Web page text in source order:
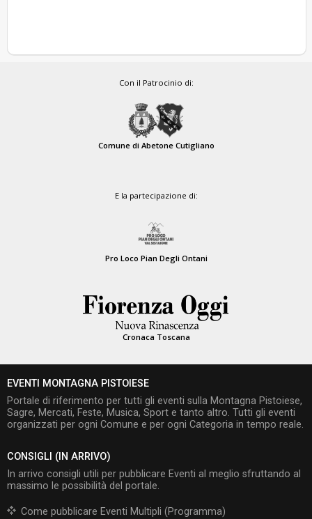
Con il Patrocinio di:
Comune di Abetone Cutigliano
E la partecipazione di:
Pro Loco Pian Degli Ontani
Cronaca Toscana
EVENTI MONTAGNA PISTOIESE
Portale di riferimento per tutti gli eventi sulla Montagna Pistoiese,
Sagre, Mercati, Feste, Musica, Sport e tanto altro. Tutti gli eventi
organizzati per ogni Comune e per ogni Categoria in tempo reale.
CONSIGLI (IN ARRIVO)
In arrivo consigli utili per pubblicare Eventi al meglio sfruttando al
massimo le possibilità del portale.
Come pubblicare Eventi Multipli (Programma)